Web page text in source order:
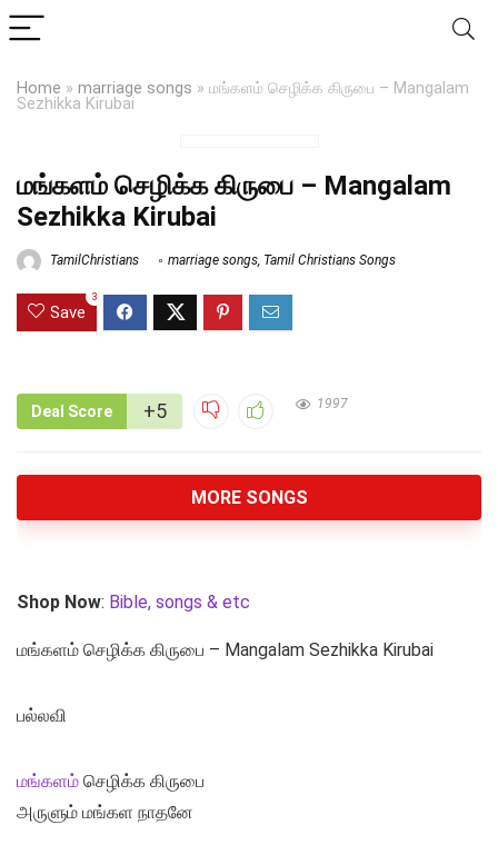
Home » marriage songs » மங்களம் செழிக்க கிருபை – Mangalam
Sezhikka Kirubai
மங்களம் செழிக்க கிருபை – Mangalam
Sezhikka Kirubai
TamilChristians marriage songs, Tamil Christians Songs
Save
3
Deal Score +5 1997
MORE SONGS
Shop Now: Bible, songs & etc
மங்களம் செழிக்க கிருபை – Mangalam Sezhikka Kirubai
பல்லவி
மங்களம் செழிக்க கிருபை
அருளும் மங்கள நாதனே